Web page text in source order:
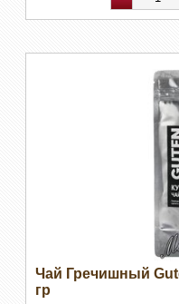
Чай Гречишный
гр